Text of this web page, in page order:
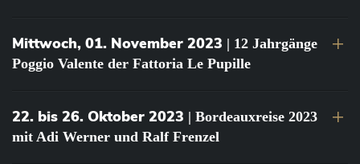
Mittwoch, 01. November 2023 | 12 Jahrgänge
Poggio Valente der Fattoria Le Pupille
22. bis 26. Oktober 2023 | Bordeauxreise 2023
mit Adi Werner und Ralf Frenzel